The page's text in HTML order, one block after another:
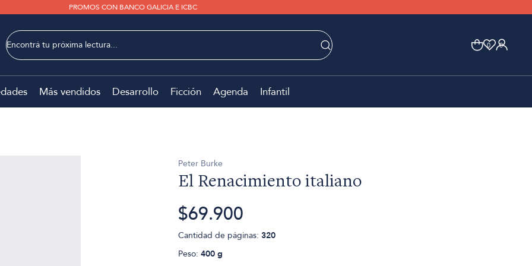
PROMOS CON BANCO GALICIA E ICBC
0 0
Más vendidos Desarrollo Ficción Agenda Infantil
Peter Burke
El Renacimiento italiano
$69.900
Cantidad de páginas: 320
Peso: 400 g